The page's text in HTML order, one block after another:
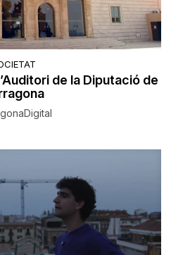
de la Diputació de